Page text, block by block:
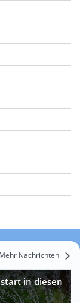
Mehr Nachrichten
in diesen